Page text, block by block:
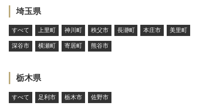
埼玉県
すべて 上里町 神川町 秩父市 長瀞町 本庄市 美里町
深谷市 横瀬町 寄居町 熊谷市
栃木県
すべて 足利市 栃木市 佐野市